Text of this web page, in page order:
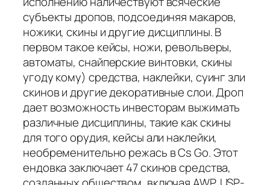
субъекты дропов, подсоединяя макаров,
ножики, скины и другие дисциплины. В
первом такое кейсы, ножи, револьверы,
автоматы, снайперские винтовки, скины
угоду кому) средства, наклейки, суинг зли
скинов и другие декоративные слои. Дроп
дает возможность инвесторам выжимать
различные дисциплины, такие как скины
для того орудия, кейсы али наклейки,
необременительно режась в Cs Go. Этот
ендовка заключает 47 скинов средства,